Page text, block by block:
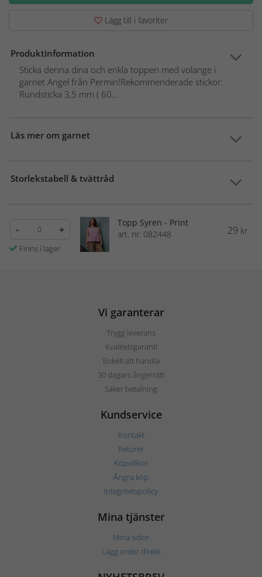
Lägg till i favoriter
Produktinformation
Sticka denna dina och enkla toppen med volange i
garnet Angel från Permin!Rekommenderade stickor:
Rundsticka 3,5 mm ( 60...
Läs mer om garnet
Storlekstabell & tvättråd
- +
Finns i lager
Topp Syren - Print
art. nr: 082448
29 kr
Vi garanterar
Trygg leverans
Kvalitetsgaranti
Enkelt att handla
30 dagars ångerrätt
Säker betalning
Kundservice
Kontakt
Returer
Köpvillkor
Ångra köp
Integritetspolicy
Mina tjänster
Mina sidor
Lägg order direkt